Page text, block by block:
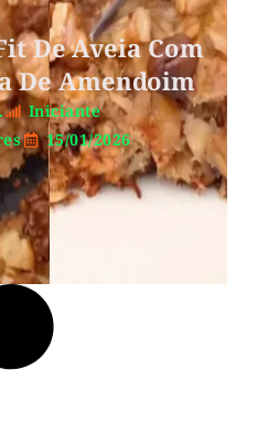
De Aveia Com
De Amendoim
Iniciante
15/01/2026